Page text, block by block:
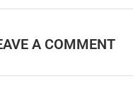
A COMMENT